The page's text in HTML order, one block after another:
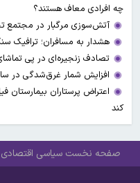
چه افرادی معاف هستند؟
آتش‌سوزی مرگبار در مجتمع
هشدار به مسافران؛ ترافیک
تصادف زنجیره‌ای در پی
افزایش شمار غرق‌شدگی در
اعتراض پرستاران
کند
صفحه نخست سیاسی اقتصادی